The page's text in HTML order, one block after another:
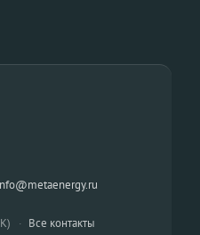
· Все контакты